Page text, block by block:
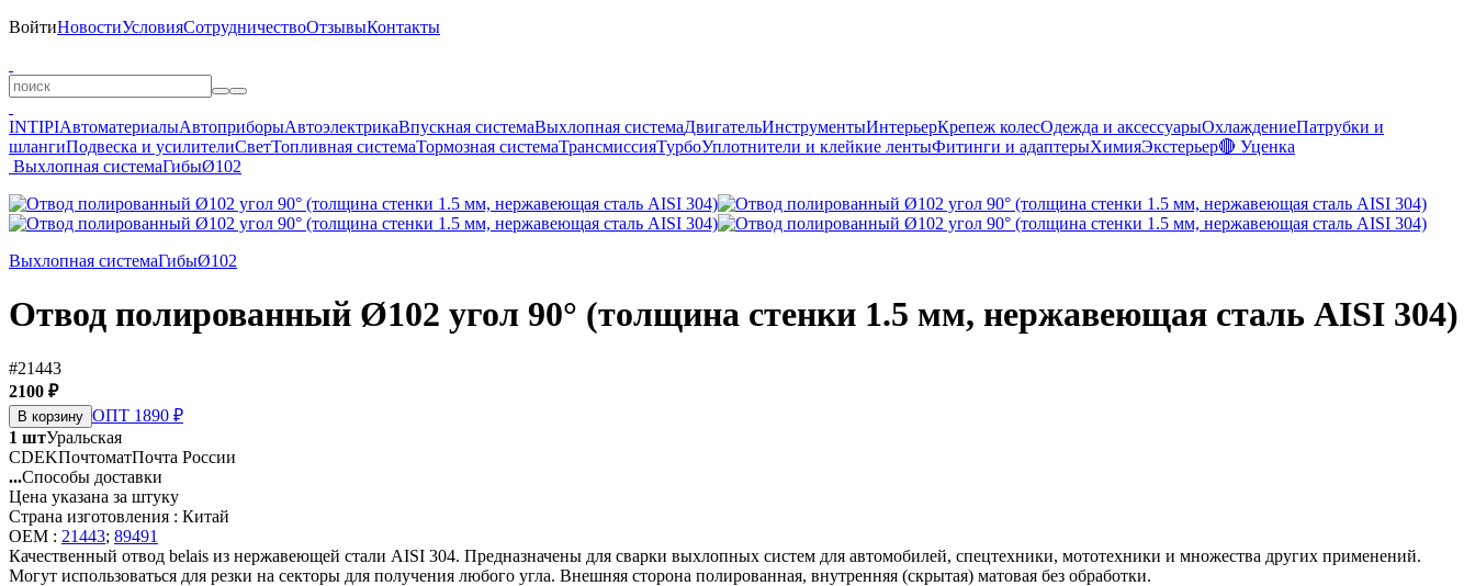
ВойтиНовостиУсловияСотрудничествоОтзывыКонтакты
INTIPIАвтоматериалыАвтоприборыАвтоэлектрикаВпускная системаВыхлопная системаДвигательИнструментыИнтерьерКрепеж колесОдежда и аксессуарыОхлаждениеПатрубки и
шлангиПодвеска и усилителиСветТопливная системаТормозная системаТрансмиссияТурбоУплотнители и клейкие лентыФитинги и адаптерыХимияЭкстерьер🔴 Уценка
Выхлопная системаГибыØ102
Выхлопная системаГибыØ102
Отвод полированный Ø102 угол 90° (толщина стенки 1.5 мм, нержавеющая сталь AISI 304)
#21443
2100 ₽
В корзину ОПТ 1890 ₽
1 штУральская
CDEKПочтоматПочта России
...Способы доставки
Цена указана за штуку
Страна изготовления : Китай
OEM : 21443; 89491
Качественный отвод belais из нержавеющей стали AISI 304. Предназначены для сварки выхлопных систем для автомобилей, спецтехники, мототехники и множества других применений.
Могут использоваться для резки на секторы для получения любого угла. Внешняя сторона полированная, внутренняя (скрытая) матовая без обработки.